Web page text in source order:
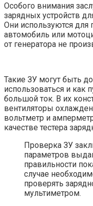
Особого внимания
зарядных устройств
Они используются для
автомобиль или
от генератора не
Такие ЗУ могут быть
использоваться и как
большой ток. В их
вентиляторы
вольтметр и
качестве тестера
Проверка ЗУ
параметров
правильности
случае
проверять
мультиметром.